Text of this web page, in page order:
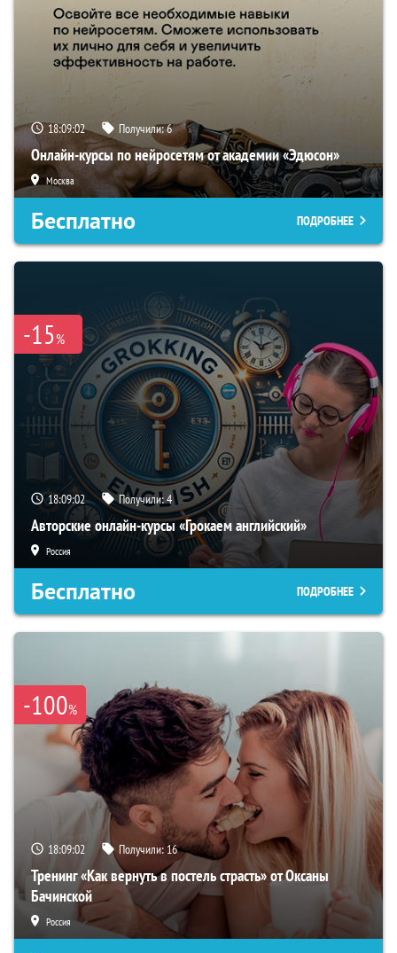
18:09:01 Получили:6
Онлайн-курсы по нейросетям от академии «Эдюсон»
Москва
Бесплатно ПОДРОБНЕЕ
-15%
18:09:01 Получили:4
Авторские онлайн-курсы «Грокаем английский»
Россия
Бесплатно ПОДРОБНЕЕ
-100%
18:09:01 Получили:16
Тренинг «Как вернуть в постель страсть» от Оксаны
Бачинской
Россия